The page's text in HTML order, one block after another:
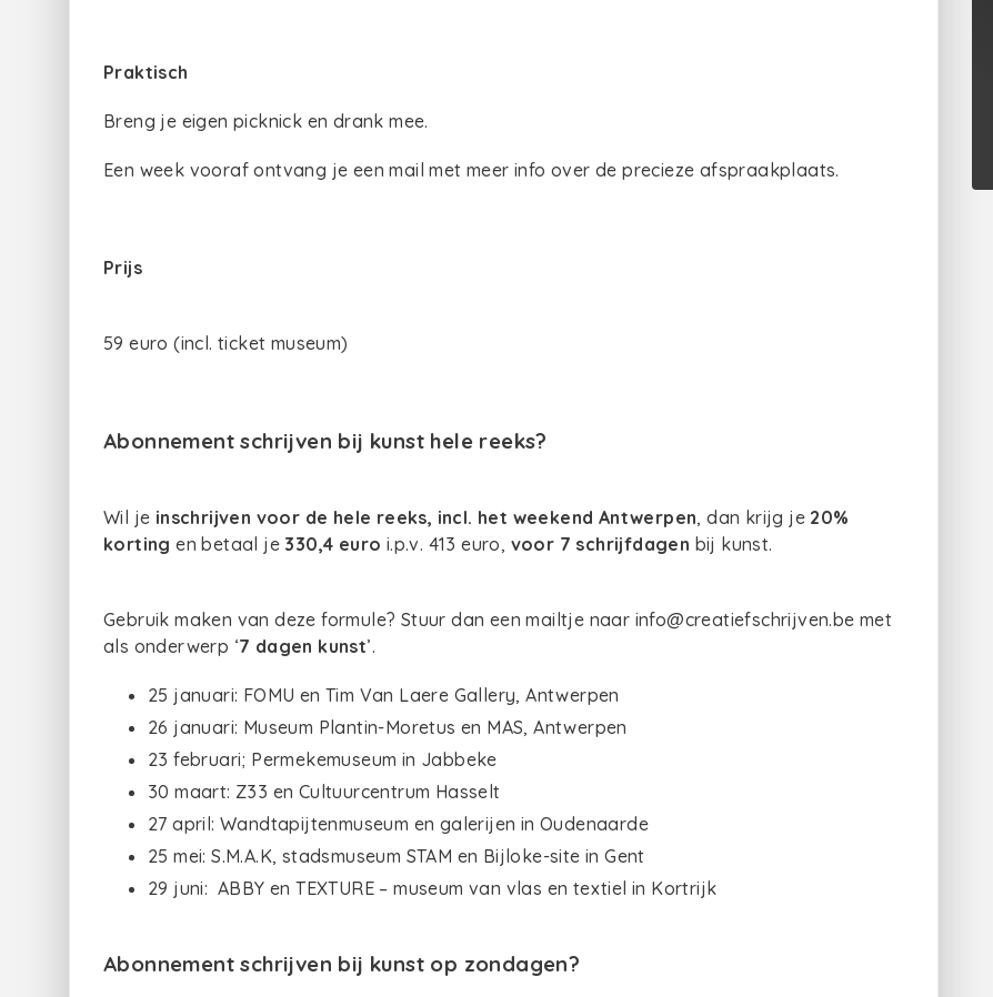
Praktisch
Breng je eigen picknick en drank mee.
Een week vooraf ontvang je een mail met meer info over de precieze afspraakplaats.
Prijs
59 euro (incl. ticket museum)
Abonnement schrijven bij kunst hele reeks?
Wil je inschrijven voor de hele reeks, incl. het weekend Antwerpen, dan krijg je 20%
korting en betaal je 330,4 euro i.p.v. 413 euro, voor 7 schrijfdagen bij kunst.
Gebruik maken van deze formule? Stuur dan een mailtje naar info@creatiefschrijven.be met
als onderwerp ‘7 dagen kunst’.
25 januari: FOMU en Tim Van Laere Gallery, Antwerpen
26 januari: Museum Plantin-Moretus en MAS, Antwerpen
23 februari; Permekemuseum in Jabbeke
30 maart: Z33 en Cultuurcentrum Hasselt
27 april: Wandtapijtenmuseum en galerijen in Oudenaarde
25 mei: S.M.A.K, stadsmuseum STAM en Bijloke-site in Gent
29 juni: ABBY en TEXTURE – museum van vlas en textiel in Kortrijk
Abonnement schrijven bij kunst op zondagen?